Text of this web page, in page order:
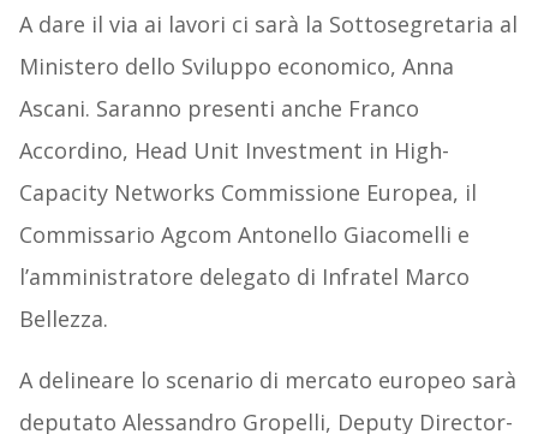
A dare il via ai lavori ci sarà la Sottosegretaria al
Ministero dello Sviluppo economico, Anna
Ascani. Saranno presenti anche Franco
Accordino, Head Unit Investment in High-
Capacity Networks Commissione Europea, il
Commissario Agcom Antonello Giacomelli e
l’amministratore delegato di Infratel Marco
Bellezza.
A delineare lo scenario di mercato europeo sarà
deputato Alessandro Gropelli, Deputy Director-